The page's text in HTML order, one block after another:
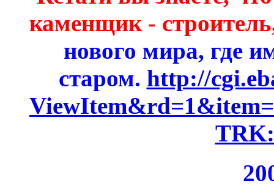
каменщик -
нового мира, где
старом. http://